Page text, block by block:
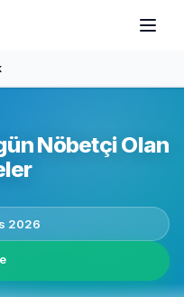
Nöbetçi Olan
2026